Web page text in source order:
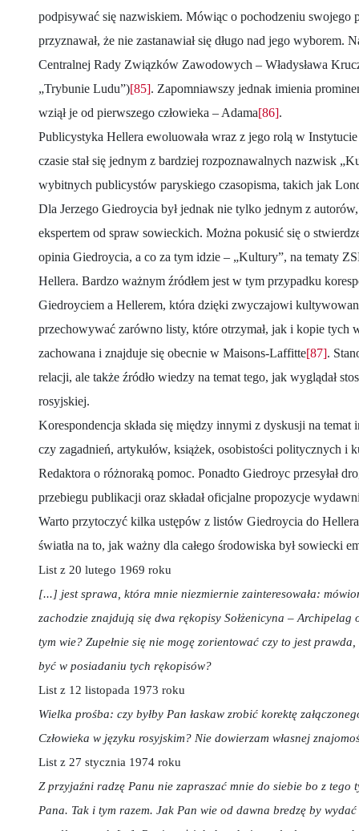
podpisywać się nazwiskiem. Mówiąc o pochodzeniu swojego
przyznawał, że nie zastanawiał się długo nad jego wyborem.
Centralnej Rady Związków Zawodowych – Władysława
„Trybunie Ludu”)[85]. Zapomniawszy jednak imienia
wziął je od pierwszego człowieka – Adama[86].
Publicystyka Hellera ewoluowała wraz z jego rolą w
czasie stał się jednym z bardziej rozpoznawalnych nazwisk
wybitnych publicystów paryskiego czasopisma, takich jak
Dla Jerzego Giedroycia był jednak nie tylko jednym z
ekspertem od spraw sowieckich. Można pokusić się o
opinia Giedroycia, a co za tym idzie – „Kultury”, na tematy
Hellera. Bardzo ważnym źródłem jest w tym przypadku
Giedroyciem a Hellerem, która dzięki zwyczajowi
przechowywać zarówno listy, które otrzymał, jak i kopie tych
zachowana i znajduje się obecnie w Maisons-Laffitte[87].
relacji, ale także źródło wiedzy na temat tego, jak wyglądał
rosyjskiej.
Korespondencja składa się między innymi z dyskusji na temat
czy zagadnień, artykułów, książek, osobistości politycznych i
Redaktora o różnoraką pomoc. Ponadto Giedroyc przesyłał
przebiegu publikacji oraz składał oficjalne propozycje
Warto przytoczyć kilka ustępów z listów Giedroycia do
światła na to, jak ważny dla całego środowiska był sowiecki
List z 20 lutego 1969 roku
[...] jest sprawa, która mnie niezmiernie zainteresowała:
zachodzie znajdują się dwa rękopisy Sołżenicyna – Archipelag
tym wie? Zupełnie się nie mogę zorientować czy to jest
być w posiadaniu tych rękopisów?
List z 12 listopada 1973 roku
Wielka prośba: czy byłby Pan łaskaw zrobić korektę
Człowieka w języku rosyjskim? Nie dowierzam własnej
List z 27 stycznia 1974 roku
Z przyjaźni radzę Panu nie zapraszać mnie do siebie bo z tego
Pana. Tak i tym razem. Jak Pan wie od dawna bredzę by